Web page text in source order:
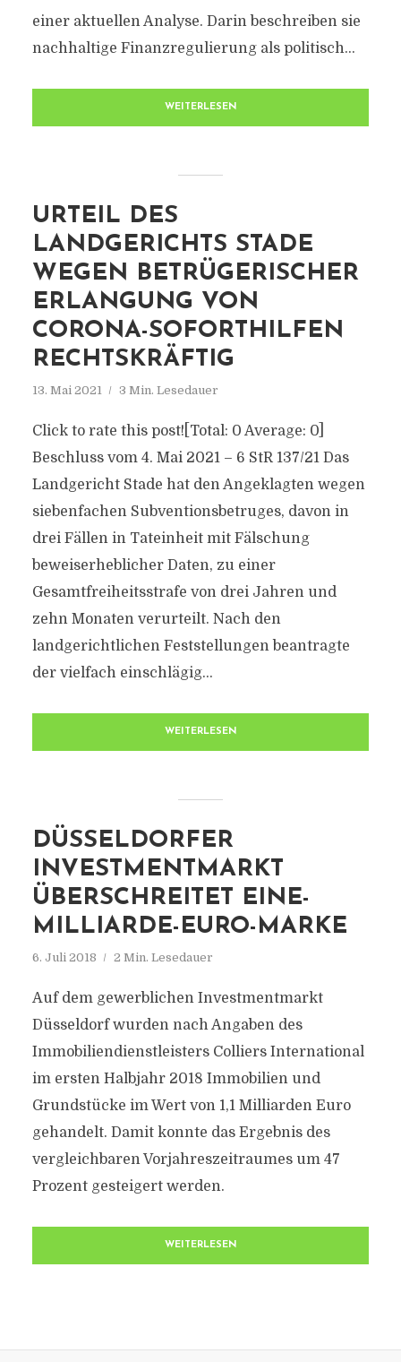
einer aktuellen Analyse. Darin beschreiben sie
nachhaltige Finanzregulierung als politisch...
WEITERLESEN
URTEIL DES
LANDGERICHTS STADE
WEGEN BETRÜGERISCHER
ERLANGUNG VON
CORONA-SOFORTHILFEN
RECHTSKRÄFTIG
13. Mai 2021 3 Min. Lesedauer
Click to rate this post![Total: 0 Average: 0]
Beschluss vom 4. Mai 2021 – 6 StR 137/21 Das
Landgericht Stade hat den Angeklagten wegen
siebenfachen Subventionsbetruges, davon in
drei Fällen in Tateinheit mit Fälschung
beweiserheblicher Daten, zu einer
Gesamtfreiheitsstrafe von drei Jahren und
zehn Monaten verurteilt. Nach den
landgerichtlichen Feststellungen beantragte
der vielfach einschlägig...
WEITERLESEN
DÜSSELDORFER
INVESTMENTMARKT
ÜBERSCHREITET EINE-
MILLIARDE-EURO-MARKE
6. Juli 2018 2 Min. Lesedauer
Auf dem gewerblichen Investmentmarkt
Düsseldorf wurden nach Angaben des
Immobiliendienstleisters Colliers International
im ersten Halbjahr 2018 Immobilien und
Grundstücke im Wert von 1,1 Milliarden Euro
gehandelt. Damit konnte das Ergebnis des
vergleichbaren Vorjahreszeitraumes um 47
Prozent gesteigert werden.
WEITERLESEN